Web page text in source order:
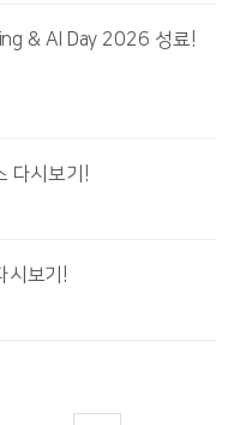
& AI Day 2026 성료!
다시보기!
시보기!